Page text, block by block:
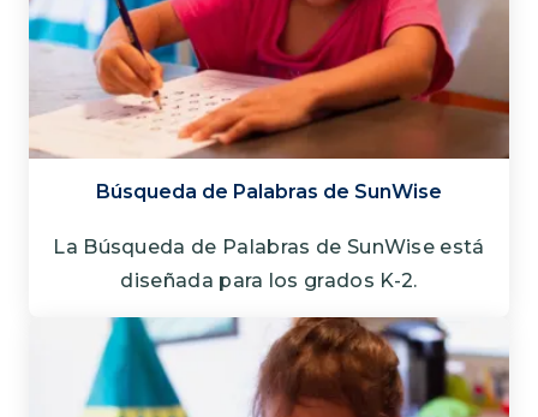
Búsqueda de Palabras de SunWise
La Búsqueda de Palabras de SunWise está
diseñada para los grados K-2.